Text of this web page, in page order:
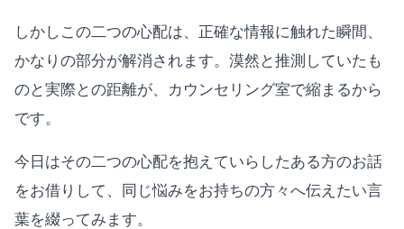
しかしこの二つの心配は、正確な情報に触れた瞬間、
かなりの部分が解消されます。漠然と推測していたも
のと実際との距離が、カウンセリング室で縮まるから
です。
今日はその二つの心配を抱えていらしたある方のお話
をお借りして、同じ悩みをお持ちの方々へ伝えたい言
葉を綴ってみます。